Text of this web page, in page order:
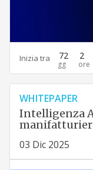
Inizia tra 72 2
WHITEPAPER
Intelligenza
03 Dic 2025